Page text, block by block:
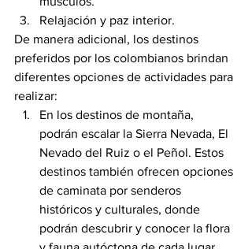
Relajación y paz interior.
De manera adicional, los destinos
preferidos por los colombianos brindan
diferentes opciones de actividades para
realizar:
En los destinos de montaña,
podrán escalar la Sierra Nevada, El
Nevado del Ruiz o el Peñol. Estos
destinos también ofrecen opciones
de caminata por senderos
históricos y culturales, donde
podrán descubrir y conocer la flora